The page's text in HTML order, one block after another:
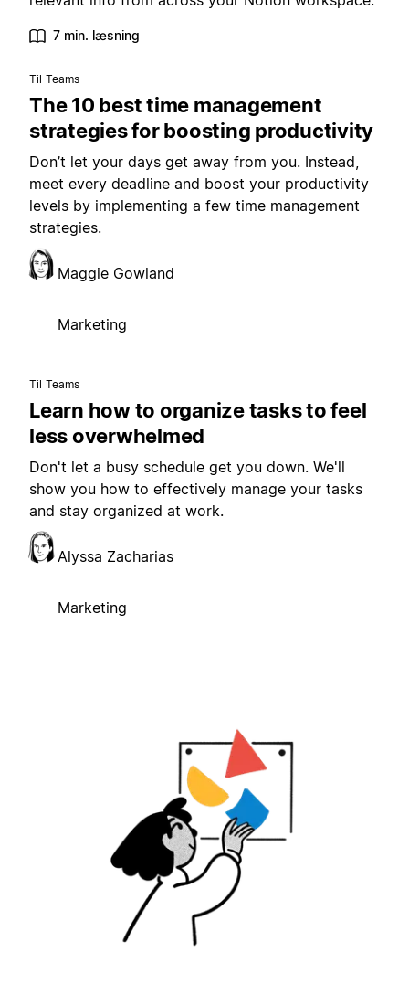
7 min. læsning
Til Teams
The 10 best time management
strategies for boosting productivity
Don’t let your days get away from you. Instead,
meet every deadline and boost your productivity
levels by implementing a few time management
strategies.
Maggie Gowland
Marketing
Til Teams
Learn how to organize tasks to feel
less overwhelmed
Don't let a busy schedule get you down. We'll
show you how to effectively manage your tasks
and stay organized at work.
Alyssa Zacharias
Marketing